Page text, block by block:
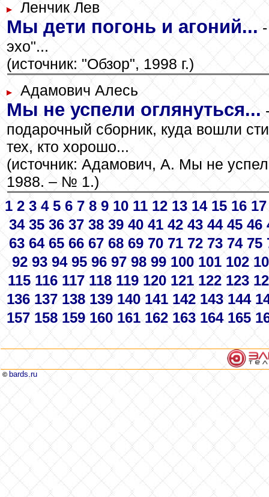
Ленчик Лев
Мы дети погонь и агоний...
эхо"...
(источник: "Обзор", 1998 г.)
Адамович Алесь
Мы не успели оглянуться...
подарочный сборник, куда вошли
тех, кто хорошо...
(источник: Адамович, А. Мы не
1988. – № 1.)
1 2 3 4 5 6 7 8 9 10 11 12 13 14 15 16 17
34 35 36 37 38 39 40 41 42 43 44 45 46
63 64 65 66 67 68 69 70 71 72 73 74 75
92 93 94 95 96 97 98 99 100 101 102
115 116 117 118 119 120 121 122 123
136 137 138 139 140 141 142 143 144
157 158 159 160 161 162 163 164 165
© bards.ru